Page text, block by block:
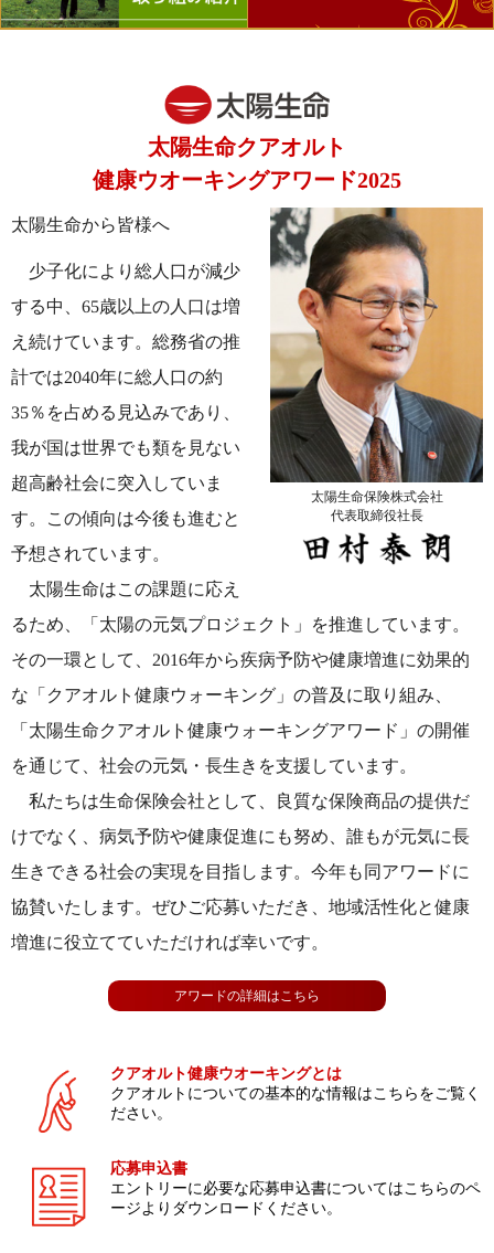
太陽生命クアオルト
健康ウオーキングアワード2025
太陽生命保険株式会社
代表取締役社長
太陽生命から皆様へ
少子化により総人口が減少
する中、65歳以上の人口は増
え続けています。総務省の推
計では2040年に総人口の約
35％を占める見込みであり、
我が国は世界でも類を見ない
超高齢社会に突入していま
す。この傾向は今後も進むと
予想されています。
太陽生命はこの課題に応え
るため、「太陽の元気プロジェクト」を推進しています。
その一環として、2016年から疾病予防や健康増進に効果的
な「クアオルト健康ウォーキング」の普及に取り組み、
「太陽生命クアオルト健康ウォーキングアワード」の開催
を通じて、社会の元気・長生きを支援しています。
私たちは生命保険会社として、良質な保険商品の提供だ
けでなく、病気予防や健康促進にも努め、誰もが元気に長
生きできる社会の実現を目指します。今年も同アワードに
協賛いたします。ぜひご応募いただき、地域活性化と健康
増進に役立てていただければ幸いです。
アワードの詳細はこちら
クアオルト健康ウオーキングとは
クアオルトについての基本的な情報はこちらをご覧く
ださい。
応募申込書
エントリーに必要な応募申込書についてはこちらのペ
ージより ダウンロードください。